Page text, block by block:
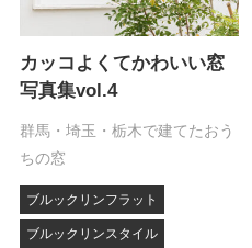
カッコよくてかわいい窓
写真集vol.4
群馬・埼玉・栃木で建てたおう
ちの窓
ブルックリンフラット
ブルックリンスタイル